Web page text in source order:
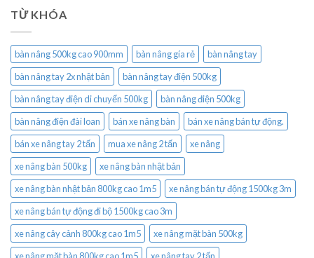
TỪ KHÓA
bàn nâng 500kg cao 900mm bàn nâng gía rẻ
bàn nâng tay
bàn nâng tay 2x nhật bản
bàn nâng tay điện 500kg
bàn nâng tay điện di chuyển 500kg
bàn nâng điện 500kg
bàn nâng điện đài loan
bán xe nâng bàn
bán xe nâng bán tự động.
bán xe nâng tay 2 tấn
mua xe nâng 2 tấn
xe nâng
xe nâng bàn 500kg
xe nâng bàn nhật bản
xe nâng bàn nhật bản 800kg cao 1m5
xe nâng bán tự động 1500kg 3m
xe nâng bán tự động đi bộ 1500kg cao 3m
xe nâng cây cảnh 800kg cao 1m5
xe nâng mặt bàn 500kg